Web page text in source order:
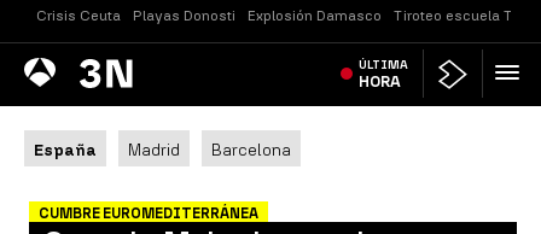
Crisis Ceuta Playas Donosti Explosión Damasco Tiroteo escuela
Antena
3 Noticias ÚLTIMA
HORA
España Madrid Barcelona
CUMBRE EUROMEDITERRÁNEA